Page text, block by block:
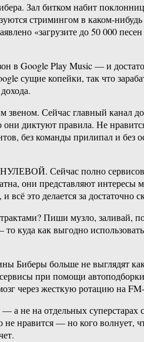
Зал битком набит
стримингом в каком-
«загрузите до 50 000 песен
в Google Play Music — и
сущие копейки, так что
Сейчас главный канал
диктуют правила. Не
без команды прилипал и без
Сейчас полно
они представляют
это делается за достаточно
Пиши музло, заливай,
куда как выгодно
больше не выглядят
при помощи
через жесткую ротацию на
— а не на отдельных
нравится — но кого волнует,